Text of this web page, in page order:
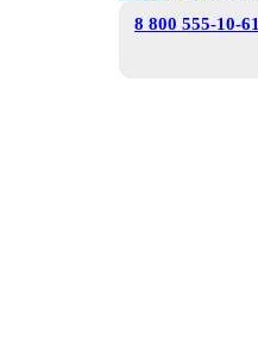
8 800 555-10-61